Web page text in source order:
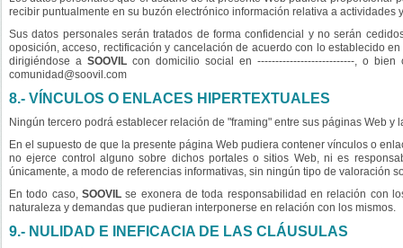
recibir puntualmente en su buzón electrónico información relativa a actividades
Sus datos personales serán tratados de forma confidencial y no serán
oposición, acceso, rectificación y cancelación de acuerdo con lo establecido
dirigiéndose a SOOVIL con domicilio social en ---------------------------, o
comunidad@soovil.com
8.- VÍNCULOS O ENLACES HIPERTEXTUALES
Ningún tercero podrá establecer relación de "framing" entre sus páginas Web y
En el supuesto de que la presente página Web pudiera contener vínculos o
no ejerce control alguno sobre dichos portales o sitios Web, ni es
únicamente, a modo de referencias informativas, sin ningún tipo de valoración
En todo caso,SOOVIL se exonera de toda responsabilidad en relación con
naturaleza y demandas que pudieran interponerse en relación con los mismos.
9.- NULIDAD E INEFICACIA DE LAS CLÁUSULAS